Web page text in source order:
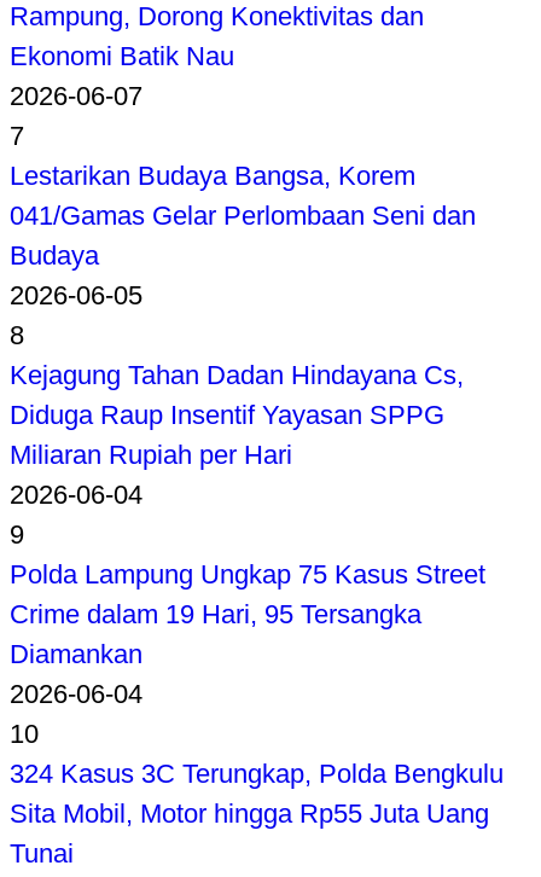
Rampung, Dorong Konektivitas dan
Ekonomi Batik Nau
2026-06-07
7
Lestarikan Budaya Bangsa, Korem
041/Gamas Gelar Perlombaan Seni dan
Budaya
2026-06-05
8
Kejagung Tahan Dadan Hindayana Cs,
Diduga Raup Insentif Yayasan SPPG
Miliaran Rupiah per Hari
2026-06-04
9
Polda Lampung Ungkap 75 Kasus Street
Crime dalam 19 Hari, 95 Tersangka
Diamankan
2026-06-04
10
324 Kasus 3C Terungkap, Polda Bengkulu
Sita Mobil, Motor hingga Rp55 Juta Uang
Tunai